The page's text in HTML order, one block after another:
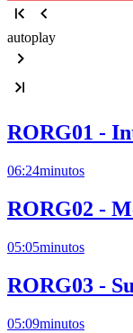
autoplay
RORG01 -
06:24minutos
RORG02 -
05:05minutos
RORG03 -
05:09minutos